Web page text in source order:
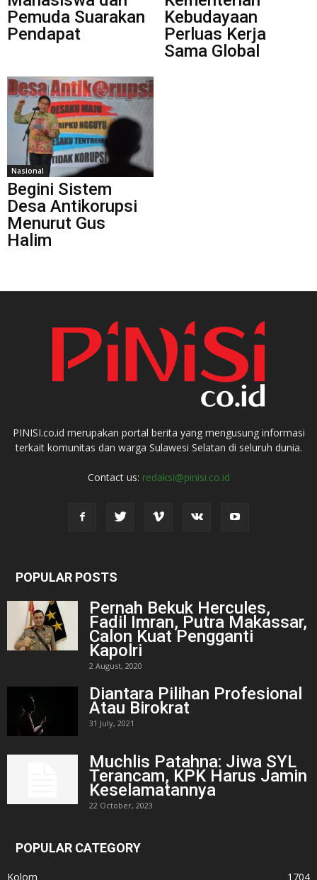
Pemuda Suarakan
Pendapat
Kebudayaan
Perluas Kerja
Sama Global
Nasional
Begini Sistem
Desa Antikorupsi
Menurut Gus
Halim
PINISI.co.id merupakan portal berita yang mengusung informasi
terkait komunitas dan warga Sulawesi Selatan di seluruh dunia.
Contact us: redaksi@pinisi.co.id
POPULAR POSTS
Pernah Bekuk Hercules,
Fadil Imran, Putra Makassar,
Calon Kuat Pengganti
Kapolri
2 August, 2020
Diantara Pilihan Profesional
Atau Birokrat
31 July, 2021
Muchlis Patahna: Jiwa SYL
Terancam, KPK Harus Jamin
Keselamatannya
22 October, 2023
POPULAR CATEGORY
Kolom 1704